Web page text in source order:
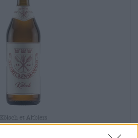
Kölsch et Altbiers